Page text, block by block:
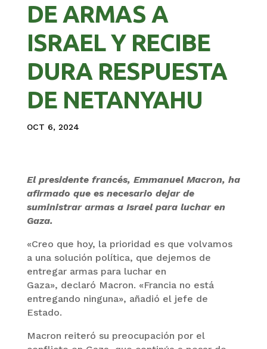
DE ARMAS A
ISRAEL Y RECIBE
DURA RESPUESTA
DE NETANYAHU
OCT 6, 2024
El presidente francés, Emmanuel Macron, ha
afirmado que es necesario dejar de
suministrar armas a Israel para luchar en
Gaza.
«Creo que hoy, la prioridad es que volvamos
a una solución política, que dejemos de
entregar armas para luchar en
Gaza», declaró Macron. «Francia no está
entregando ninguna», añadió el jefe de
Estado.
Macron reiteró su preocupación por el